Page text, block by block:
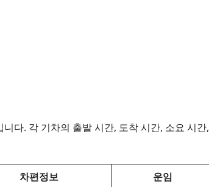
다. 각 기차의 출발 시간, 도착 시간, 소요 시간,
차편정보
운임